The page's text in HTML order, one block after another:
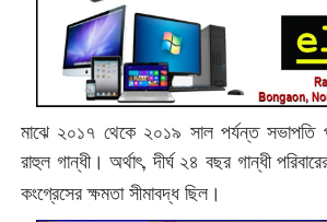
মাঝে ২০১৭ থেকে ২০১৯ সাল পর্যন্ত সভাপতি
রাহুল গান্ধী। অর্থাৎ, দীর্ঘ ২৪ বছর গান্ধী
কংগ্রেসের ক্ষমতা সীমাবদ্ধ ছিল।